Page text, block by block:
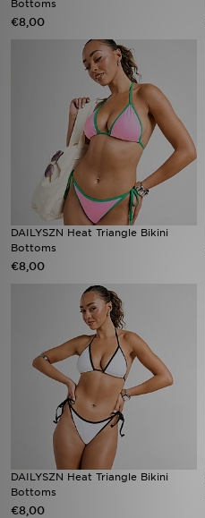
Bottoms
€8,00
DAILYSZN Heat Triangle Bikini
Bottoms
€8,00
DAILYSZN Heat Triangle Bikini
Bottoms
€8,00
Vind een winkel
Bestelling traceren
Klantenservice
Download de app
Wie wij zijn